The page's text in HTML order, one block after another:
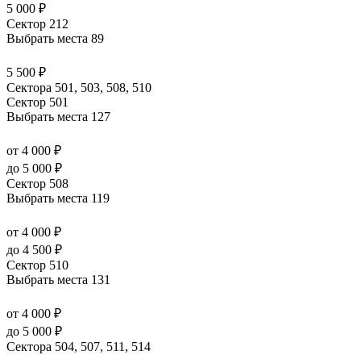
5 000 ₽
Сектор 212
Выбрать места 89
5 500 ₽
Сектора 501, 503, 508, 510
Сектор 501
Выбрать места 127
от 4 000 ₽
до 5 000 ₽
Сектор 508
Выбрать места 119
от 4 000 ₽
до 4 500 ₽
Сектор 510
Выбрать места 131
от 4 000 ₽
до 5 000 ₽
Сектора 504, 507, 511, 514